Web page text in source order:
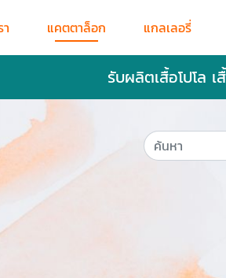
แคตตาล็อก แกลเลอรี่
รับผลิตเสื้อโปโล